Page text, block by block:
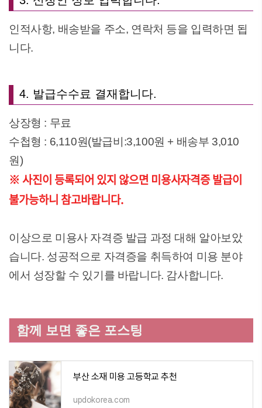
인적사항, 배송받을 주소, 연락처 등을 입력하면 됩
니다.
4. 발급수수료 결재합니다.
상장형 : 무료
수첩형 : 6,110원(발급비:3,100원 + 배송부 3,010
원)
※ 사진이 등록되어 있지 않으면 미용사자격증 발급이
불가능하니 참고바랍니다.
이상으로 미용사 자격증 발급 과정 대해 알아보았
습니다. 성공적으로 자격증을 취득하여 미용 분야
에서 성장할 수 있기를 바랍니다. 감사합니다.
함께 보면 좋은 포스팅
부산 소재 미용 고등학교 추천
updokorea.com